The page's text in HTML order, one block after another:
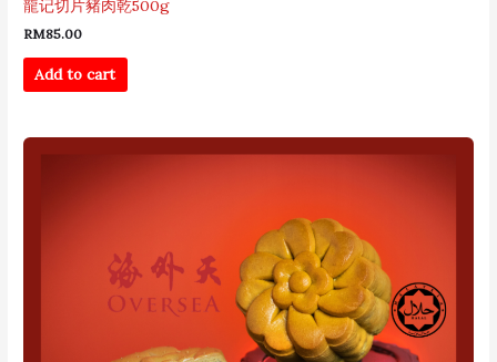
龍记切片豬肉乾500g
RM85.00
Add to cart